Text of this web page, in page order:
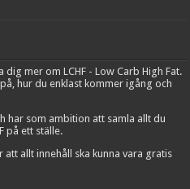
dig mer om LCHF - Low Carb High Fat.
hur du enklast kommer igång och
har som ambition att samla allt du
på ett ställe.
allt innehåll ska kunna vara gratis